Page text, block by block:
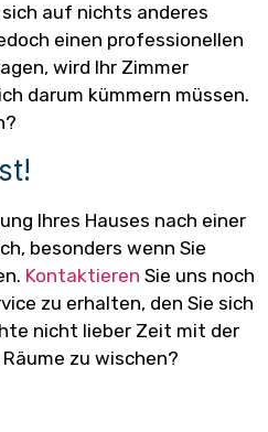
auf nichts anderes
einen professionellen
wird Ihr Zimmer
darum kümmern müssen.
Ihres Hauses nach einer
besonders wenn Sie
Kontaktieren Sie uns noch
zu erhalten, den Sie sich
nicht lieber Zeit mit der
zu wischen?